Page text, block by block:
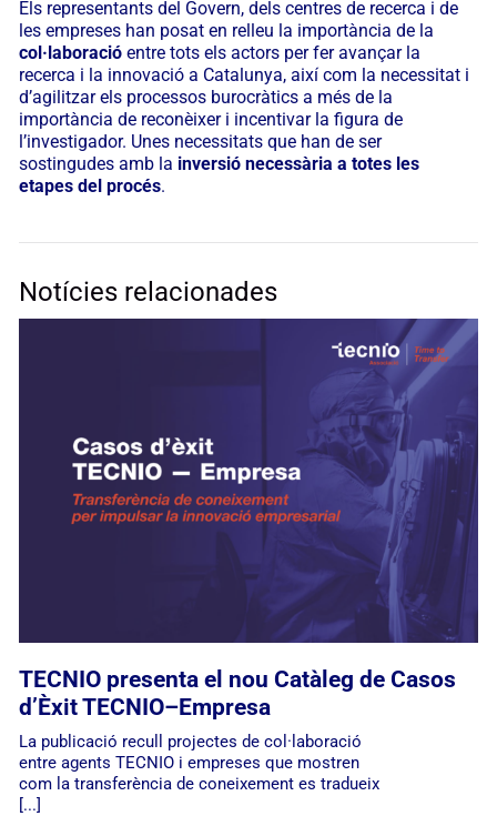
Els representants del Govern, dels centres de recerca i de
les empreses han posat en relleu la importància de la
col·laboració entre tots els actors per fer avançar la
recerca i la innovació a Catalunya, així com la necessitat i
d’agilitzar els processos burocràtics a més de la
importància de reconèixer i incentivar la figura de
l’investigador. Unes necessitats que han de ser
sostingudes amb la inversió necessària a totes les
etapes del procés.
Notícies relacionades
TECNIO presenta el nou Catàleg de Casos
d’Èxit TECNIO–Empresa
La publicació recull projectes de col·laboració
entre agents TECNIO i empreses que mostren
com la transferència de coneixement es tradueix
[...]